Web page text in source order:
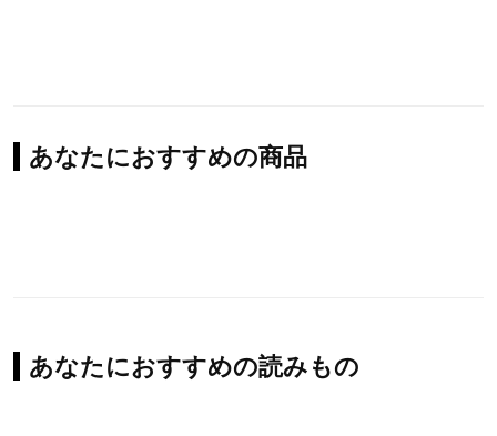
あなたにおすすめの商品
あなたにおすすめの読みもの